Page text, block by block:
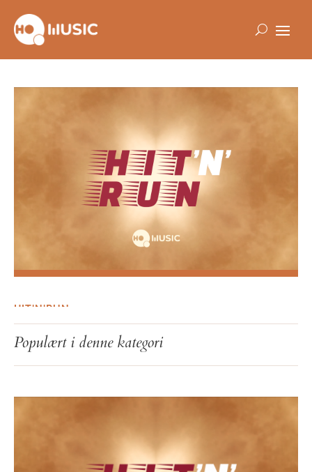
HIT'N'RUN
Hit’n’Run: Uge 44
Populært i denne kategori